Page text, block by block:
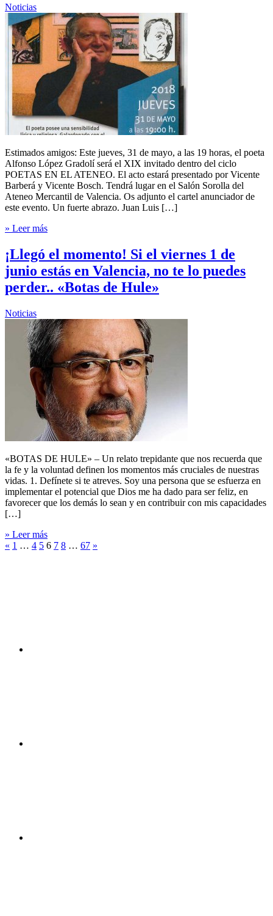
Noticias
Estimados amigos: Este jueves, 31 de mayo, a las 19 horas, el poeta
Alfonso López Gradolí será el XIX invitado dentro del ciclo
POETAS EN EL ATENEO. El acto estará presentado por Vicente
Barberá y Vicente Bosch. Tendrá lugar en el Salón Sorolla del
Ateneo Mercantil de Valencia. Os adjunto el cartel anunciador de
este evento. Un fuerte abrazo. Juan Luis […]
» Leer más
¡Llegó el momento! Si el viernes 1 de
junio estás en Valencia, no te lo puedes
perder.. «Botas de Hule»
Noticias
«BOTAS DE HULE» – Un relato trepidante que nos recuerda que
la fe y la voluntad definen los momentos más cruciales de nuestras
vidas. 1. Defínete si te atreves. Soy una persona que se esfuerza en
implementar el potencial que Dios me ha dado para ser feliz, en
favorecer que los demás lo sean y en contribuir con mis capacidades
[…]
» Leer más
« 1 … 4 5 6 7 8 … 67 »